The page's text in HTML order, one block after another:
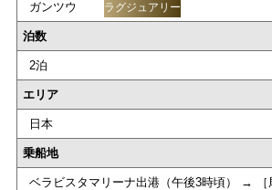
ガンツウ ラグジュアリー
泊数
2泊
エリア
日本
乗船地
ベラビスタマリーナ出港（午後3時頃） →